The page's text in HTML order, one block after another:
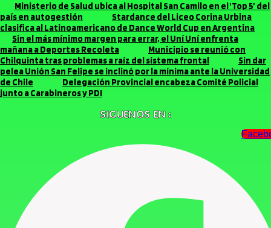
Ministerio de Salud ubica al Hospital San Camilo en el ‘Top 5’ del
país en autogestión
Stardance del Liceo Corina Urbina
clasifica al Latinoamericano de Dance World Cup en Argentina
Sin el más mínimo margen para errar, el Uní Uní enfrenta
mañana a Deportes Recoleta
Municipio se reunió con
Chilquinta tras problemas a raíz del sistema frontal
Sin dar
pelea Unión San Felipe se inclinó por la mínima ante la Universidad
de Chile
Delegación Provincial encabeza Comité Policial
junto a Carabineros y PDI
SIGUENOS EN :